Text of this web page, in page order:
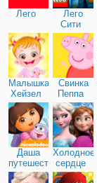
Лего
Лего
Сити
Малышка
Хейзел
Свинка
Пеппа
Даша
путешественница
Холодное
сердце